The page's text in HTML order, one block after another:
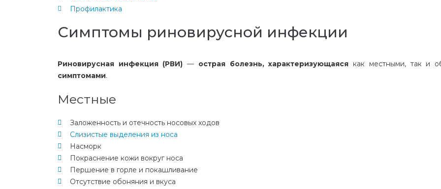
Профилактика
Симптомы риновирусной инфекции
Риновирусная инфекция (РВИ) — острая болезнь, характеризующаяся как местными, так и
симптомами.
Местные
Заложенность и отечность носовых ходов
Слизистые выделения из носа
Насморк
Покраснение кожи вокруг носа
Першение в горле и покашливание
Отсутствие обоняния и вкуса